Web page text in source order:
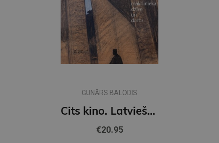
GUNĀRS BALODIS
Cits kino. Latviešu kino mākslinieka dzīve un darbs
€20.95